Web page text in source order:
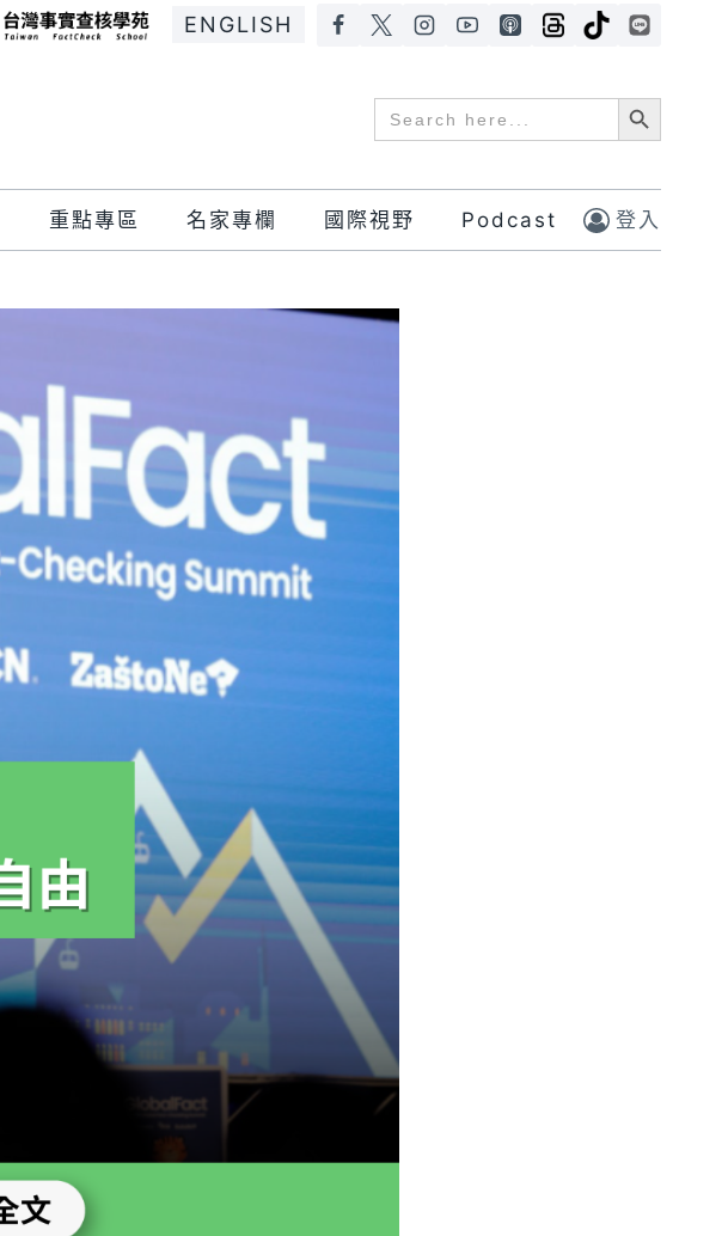
ENGLISH
Search
for:
Search Button
重點專區 名家專欄 國際視野 Podcast 登入